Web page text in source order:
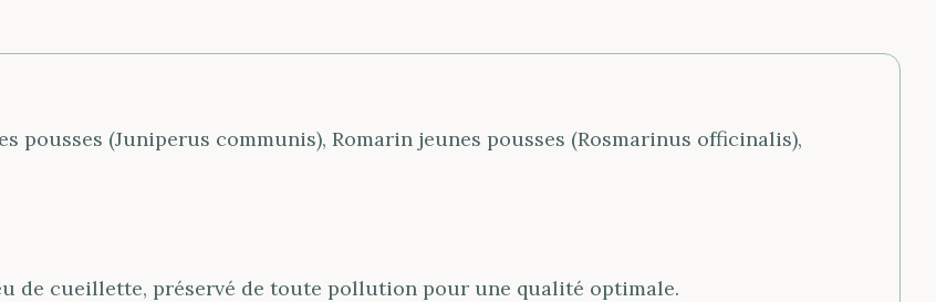
pousses (Juniperus communis), Romarin jeunes pousses (Rosmarinus officinalis),
de cueillette, préservé de toute pollution pour une qualité optimale.